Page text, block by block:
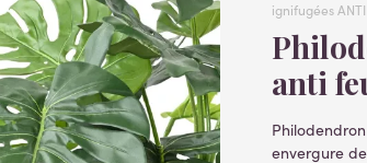
ignifugées ANTI
Philodendron geant artificiel 85 cm
anti
envergure